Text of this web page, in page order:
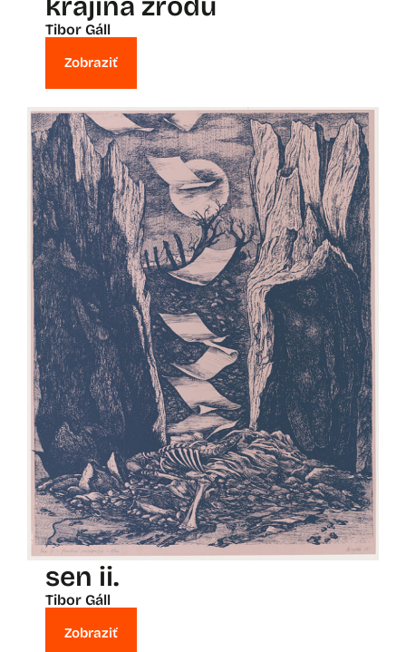
Tibor Gáll
Zobraziť
sen ii.
Tibor Gáll
Zobraziť